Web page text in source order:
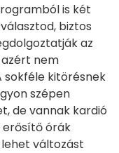
is két
biztos
az
nem
sokféle kitörésnek
szépen
de vannak kardió
erősítő órák
változást